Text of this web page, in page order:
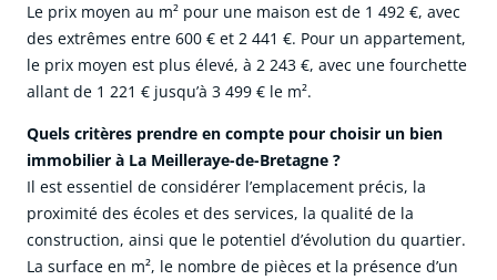
Le prix moyen au m² pour une maison est de 1 492 €, avec
des extrêmes entre 600 € et 2 441 €. Pour un appartement,
le prix moyen est plus élevé, à 2 243 €, avec une fourchette
allant de 1 221 € jusqu’à 3 499 € le m².
Quels critères prendre en compte pour choisir un bien
immobilier à La Meilleraye-de-Bretagne ?
Il est essentiel de considérer l’emplacement précis, la
proximité des écoles et des services, la qualité de la
construction, ainsi que le potentiel d’évolution du quartier.
La surface en m², le nombre de pièces et la présence d’un